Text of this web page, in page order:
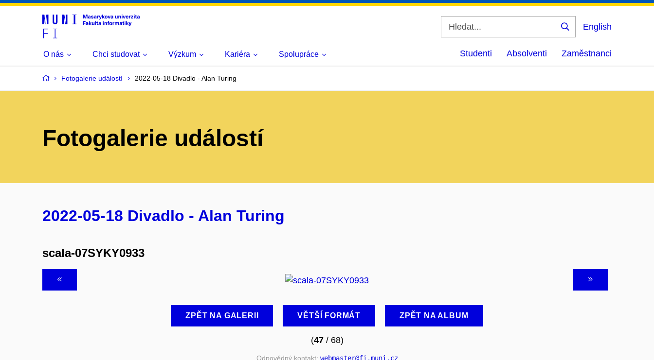
Vyhledat
English
O nás Chci studovat Výzkum Kariéra Spolupráce Studenti Absolventi Zaměstnanci
Fotogalerie událostí 2022-05-18 Divadlo - Alan Turing
Fotogalerie událostí
2022-05-18 Divadlo - Alan Turing
scala-07SYKY0933
ZPĚT NA GALERII VĚTŠÍ FORMÁT ZPĚT NA ALBUM
(47/ 68)
Odpovědný kontakt: webmaster@fi .muni .cz